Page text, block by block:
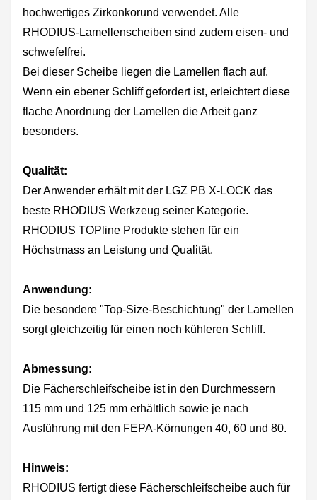
hochwertiges Zirkonkorund verwendet. Alle
RHODIUS-Lamellenscheiben sind zudem eisen- und
schwefelfrei.
Bei dieser Scheibe liegen die Lamellen flach auf.
Wenn ein ebener Schliff gefordert ist, erleichtert diese
flache Anordnung der Lamellen die Arbeit ganz
besonders.
Qualität:
Der Anwender erhält mit der LGZ PB X-LOCK das
beste RHODIUS Werkzeug seiner Kategorie.
RHODIUS TOPline Produkte stehen für ein
Höchstmass an Leistung und Qualität.
Anwendung:
Die besondere "Top-Size-Beschichtung" der Lamellen
sorgt gleichzeitig für einen noch kühleren Schliff.
Abmessung:
Die Fächerschleifscheibe ist in den Durchmessern
115 mm und 125 mm erhältlich sowie je nach
Ausführung mit den FEPA-Körnungen 40, 60 und 80.
Hinweis:
RHODIUS fertigt diese Fächerschleifscheibe auch für